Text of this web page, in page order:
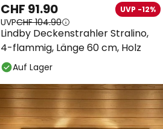
Lindby Deckenstrahler Stralino,
4-flammig, Länge 60 cm, Holz
CHF 91.90 UVP -12%
UVPCHF 104.90
Auf Lager